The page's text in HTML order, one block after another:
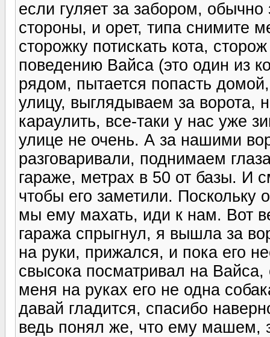
если гуляет за забором, обычно
стороны, и орет, типа снимите
сторожку потискать кота,
поведению Вайса (это один из
рядом, пытается попасть
улицу, выглядываем за ворота,
караулить, все-таки у нас уже
улице не очень. А за нашими
разговаривали, поднимаем
гараже, метрах в 50 от базы. И
чтобы его заметили. Поскольку
мы ему махать, иди к нам. Вот
гаража спрыгнул, я вышла за
на руки, прижался, и пока его
свысока посматривал на
меня на руках его не одна
давай гладится, спасибо
ведь понял же, что ему